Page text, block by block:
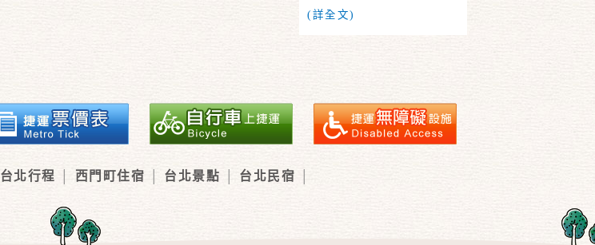
(詳全文)
台北行程 西門町住宿 台北景點 台北民宿